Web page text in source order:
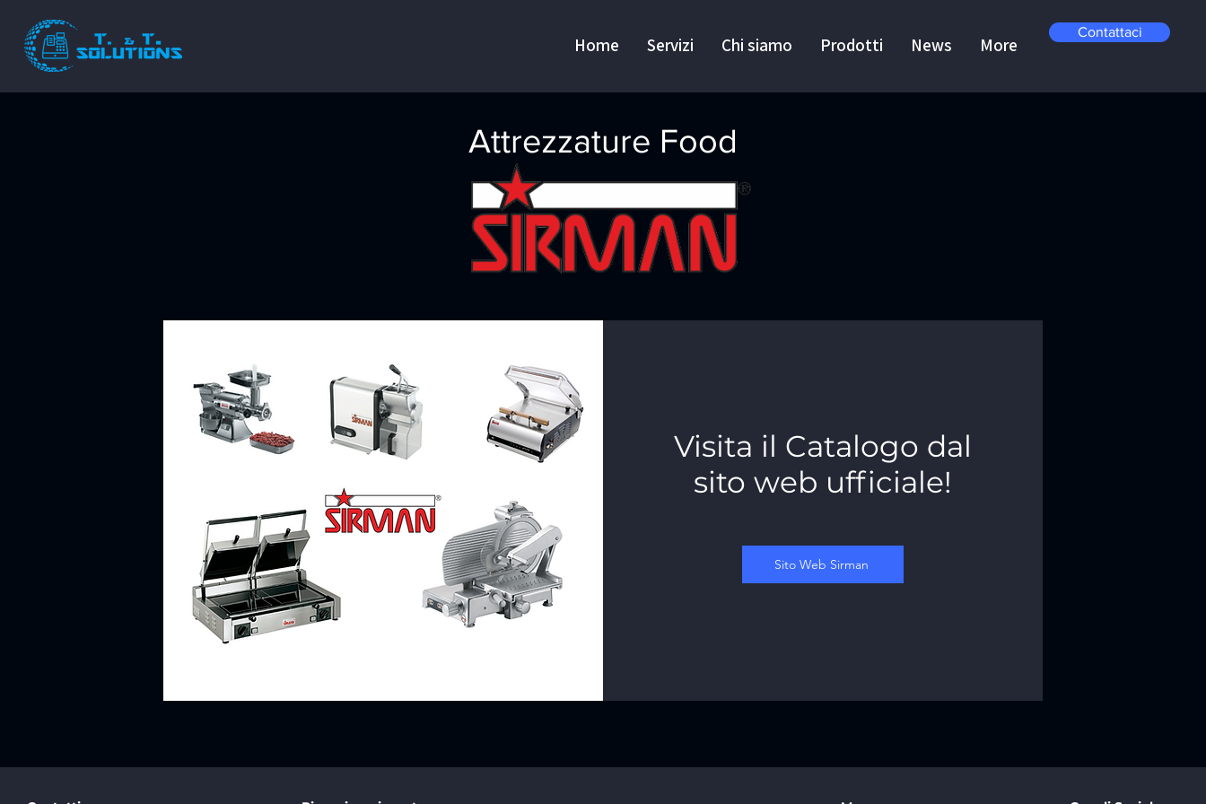
Home Servizi Chi siamo Prodotti News More
Contattaci
Attrezzature Food
Visita il Catalogo dal
sito web ufficiale!
Sito Web Sirman